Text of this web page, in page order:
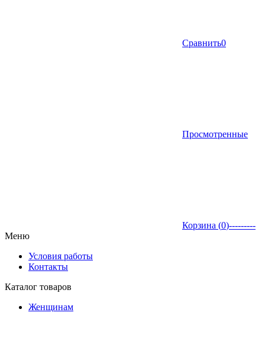
Сравнить0
Просмотренные
Корзина (0)---------
Меню
Условия работы
Контакты
Каталог товаров
Женщинам